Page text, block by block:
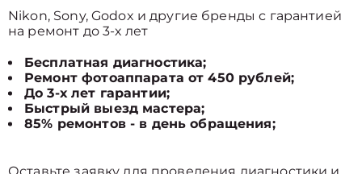
Nikon, Sony, Godox и другие бренды с гарантией
на ремонт до 3-х лет
Бесплатная диагностика;
Ремонт фотоаппарата от 450 рублей;
До 3-х лет гарантии;
Быстрый выезд мастера;
85% ремонтов - в день обращения;